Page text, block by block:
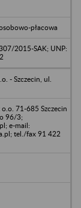
płacowa
2015-SAK; UNP:
- Szczecin, ul.
71-685 Szczecin
96/3;
e-mail:
tel./fax 91 422